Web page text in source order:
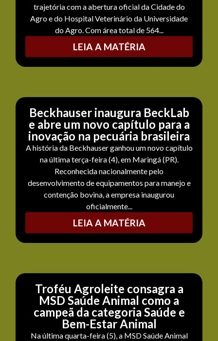
trajetória com a abertura oficial da Cidade do
Agro e do Hospital Veterinário da Universidade
do Agro. Com área total de 564...
LEIA A MATÉRIA
Beckhauser inaugura BeckLab
e abre um novo capítulo para a
inovação na pecuária brasileira
A história da Beckhauser ganhou um novo capítulo
na última terça-feira (4), em Maringá (PR).
Reconhecida nacionalmente pelo
desenvolvimento de equipamentos para manejo e
contenção bovina, a empresa inaugurou
oficialmente...
LEIA A MATÉRIA
Troféu Agroleite consagra a
MSD Saúde Animal como a
campeã da categoria Saúde e
Bem-Estar Animal
Na última quarta-feira (5), a MSD Saúde Animal